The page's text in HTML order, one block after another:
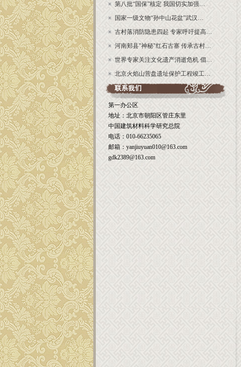
第八批“国保”核定 我国切实加强…
国家一级文物“孙中山花盆”武汉…
古村落消防隐患四起 专家呼吁提高…
河南郏县"神秘"红石古寨 传承古村…
世界专家关注文化遗产消逝危机 倡…
北京火焰山营盘遗址保护工程竣工…
第一办公区
地址：北京市朝阳区管庄东里
中国建筑材料科学研究总院
电话：010-66235065
邮箱：yanjiuyuan010@163.com
gdk2389@163.com